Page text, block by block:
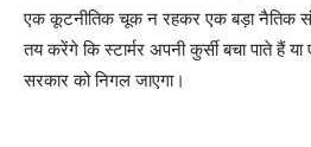
एक कूटनीतिक चूक न रहकर एक बड़ा नैतिक
तय करेंगे कि स्टार्मर अपनी कुर्सी बचा पाते हैं
सरकार को निगल जाएगा।